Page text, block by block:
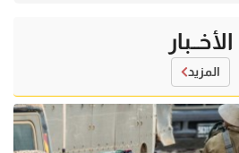
الأخــبار
المزيد